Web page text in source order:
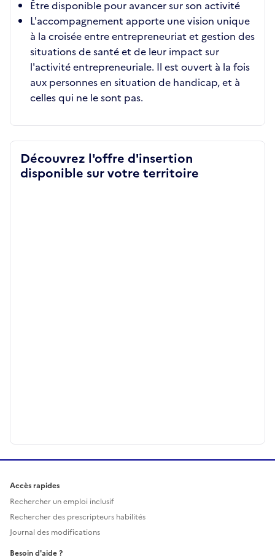
Être disponible pour avancer sur son activité
L'accompagnement apporte une vision unique
à la croisée entre entrepreneuriat et gestion des
situations de santé et de leur impact sur
l'activité entrepreneuriale. Il est ouvert à la fois
aux personnes en situation de handicap, et à
celles qui ne le sont pas.
Découvrez l'offre d'insertion
disponible sur votre territoire
Accès rapides
Rechercher un emploi inclusif
Rechercher des prescripteurs habilités
Journal des modifications
Besoin d'aide ?